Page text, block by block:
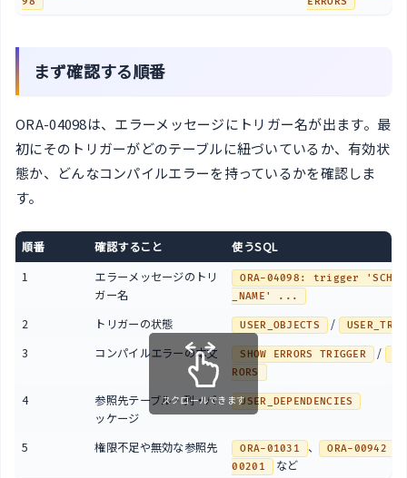
まず確認する順番
ORA-04098は、エラーメッセージにトリガー名が出ます。最
初にそのトリガーがどのテーブルに紐づいているか、有効状
態か、どんなコンパイルエラーを持っているかを確認しま
す。
順番 確認すること
使うSQL
1
エラーメッセージのトリ
ガー名
ORA-04098: trigger
_NAME' ...
2 トリガーの状態 USER_OBJECTS /
3 コンパイルエラーの本文 SHOW ERRORS TRIGGER /
RORS
4
参照先テーブル・列・パ
ッケージ
USER_DEPENDENCIES
5 権限不足や無効な参照先 ORA-01031 、 ORA-00942
00201 など
スクロールできます